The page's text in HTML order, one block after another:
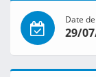
Date
29/